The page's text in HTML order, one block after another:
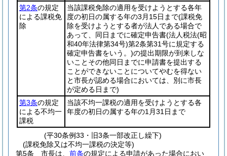
第2条の規定
による課税免
除
当該課税免除の適用を受けようとする各年
度の初日の属する年の3月15日まで(課税免
除を受けようとする者が法人である場合で
あって、同日までに確定申告書(法人税法(昭
和40年法律第34号)第2条第31号に規定する
確定申告書をいう。)の提出期限が到来しな
いことその他同日までに申請書を提出する
ことができないことについてやむを得ない
と市長が認める場合においては、別に市長
が定める日まで)
第3条の規定
による不均一
課税
当該不均一課税の適用を受けようとする各
年度の初日の属する年の1月31日まで
(平30条例33・旧3条一部改正し繰下)
(課税免除又は不均一課税の決定等)
第5条
市長は、 前条の規定による申請があった場合におい